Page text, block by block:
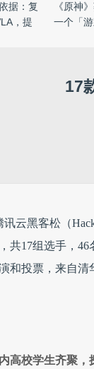
据：复
，提
《原神
一个「
17
讯云黑客松（
共17组选手，
和投票，来自